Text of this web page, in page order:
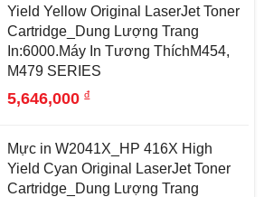
Yield Yellow Original LaserJet Toner
Cartridge_Dung Lượng Trang
In:6000.Máy In Tương ThíchM454,
M479 SERIES
5,646,000đ
Mực in W2041X_HP 416X High
Yield Cyan Original LaserJet Toner
Cartridge_Dung Lượng Trang